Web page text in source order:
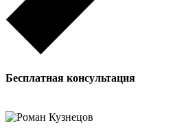
Бесплатная консультация